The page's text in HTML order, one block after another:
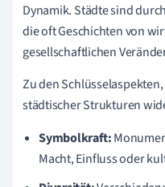
Dynamik. Städte sind
die oft Geschichten von
gesellschaftlichen
Zu den
städtischer Strukturen
Symbolkraft:
Macht, Einfluss oder